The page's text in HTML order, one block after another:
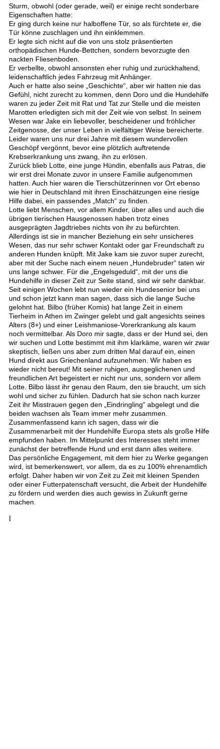
Sturm, obwohl (oder gerade, weil) er einige recht sonderbare
Eigenschaften hatte:
Er ging durch keine nur halboffene Tür, so als fürchtete er, die
Tür könne zuschlagen und ihn einklemmen.
Er legte sich nicht auf die von uns stolz präsentierten
orthopädischen Hunde-Bettchen, sondern bevorzugte den
nackten Fliesenboden.
Er verbellte, obwohl ansonsten eher ruhig und zurückhaltend,
leidenschaftlich jedes Fahrzeug mit Anhänger.
Auch er hatte also seine „Geschichte“, aber wir hatten nie das
Gefühl, nicht zurecht zu kommen, denn Doro und die Hundehilfe
waren zu jeder Zeit mit Rat und Tat zur Stelle und die meisten
Marotten erledigten sich mit der Zeit wie von selbst. In seinem
Wesen war Jake ein liebevoller, bescheidener und fröhlicher
Zeitgenosse, der unser Leben in vielfältiger Weise bereicherte.
Leider waren uns nur drei Jahre mit diesem wundervollen
Geschöpf vergönnt, bevor eine plötzlich auftretende
Krebserkrankung uns zwang, ihn zu erlösen.
Zurück blieb Lotte, eine junge Hündin, ebenfalls aus Patras, die
wir erst drei Monate zuvor in unsere Familie aufgenommen
hatten. Auch hier waren die Tierschützerinnen vor Ort ebenso
wie hier in Deutschland mit ihren Einschätzungen eine riesige
Hilfe dabei, ein passendes „Match“ zu finden.
Lotte liebt Menschen, vor allem Kinder, über alles und auch die
übrigen tierischen Hausgenossen haben trotz eines
ausgeprägten Jagdtriebes nichts von ihr zu befürchten.
Allerdings ist sie in mancher Beziehung ein sehr unsicheres
Wesen, das nur sehr schwer Kontakt oder gar Freundschaft zu
anderen Hunden knüpft. Mit Jake kam sie zuvor super zurecht,
aber mit der Suche nach einem neuen „Hundebruder“ taten wir
uns lange schwer. Für die „Engelsgeduld“, mit der uns die
Hundehilfe in dieser Zeit zur Seite stand, sind wir sehr dankbar.
Seit einigen Wochen lebt nun wieder ein Hundesenior bei uns
und schon jetzt kann man sagen, dass sich die lange Suche
gelohnt hat. Bilbo (früher Komis) hat lange Zeit in einem
Tierheim in Athen im Zwinger gelebt und galt angesichts seines
Alters (8+) und einer Leishmaniose-Vorerkrankung als kaum
noch vermittelbar. Als Doro mir sagte, dass er der Hund sei, den
wir suchen und Lotte bestimmt mit ihm klarkäme, waren wir zwar
skeptisch, ließen uns aber zum dritten Mal darauf ein, einen
Hund direkt aus Griechenland aufzunehmen. Wir haben es
wieder nicht bereut! Mit seiner ruhigen, ausgeglichenen und
freundlichen Art begeistert er nicht nur uns, sondern vor allem
Lotte. Bilbo lässt ihr genau den Raum, den sie braucht, um sich
wohl und sicher zu fühlen. Dadurch hat sie schon nach kurzer
Zeit ihr Misstrauen gegen den „Eindringling“ abgelegt und die
beiden wachsen als Team immer mehr zusammen.
Zusammenfassend kann ich sagen, dass wir die
Zusammenarbeit mit der Hundehilfe Europa stets als große Hilfe
empfunden haben. Im Mittelpunkt des Interesses steht immer
zunächst der betreffende Hund und erst dann alles weitere.
Das persönliche Engagement, mit dem hier zu Werke gegangen
wird, ist bemerkenswert, vor allem, da es zu 100% ehrenamtlich
erfolgt. Daher haben wir von Zeit zu Zeit mit kleinen Spenden
oder einer Futterpatenschaft versucht, die Arbeit der Hundehilfe
zu fördern und werden dies auch gewiss in Zukunft gerne
machen.
l